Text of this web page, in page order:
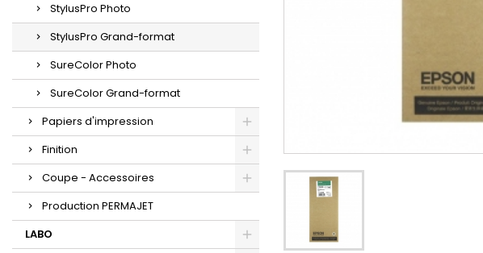
StylusPro Photo
StylusPro Grand-format
SureColor Photo
SureColor Grand-format
Papiers d'impression
Finition
Coupe - Accessoires
Production PERMAJET
LABO